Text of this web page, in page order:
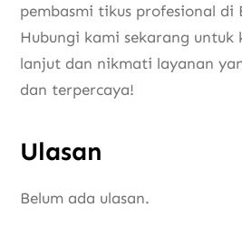
pembasmi tikus profesional di
Hubungi kami sekarang untuk
lanjut dan nikmati layanan
dan terpercaya!
Ulasan
Belum ada ulasan.